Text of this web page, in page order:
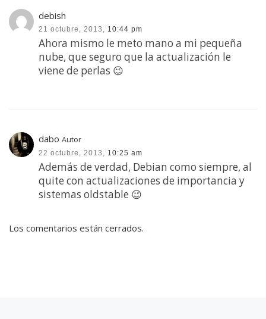
debish
21 octubre, 2013, 10:44 pm
Ahora mismo le meto mano a mi pequeña
nube, que seguro que la actualización le
viene de perlas 😉
dabo Autor
22 octubre, 2013, 10:25 am
Además de verdad, Debian como siempre, al
quite con actualizaciones de importancia y
sistemas oldstable 😉
Los comentarios están cerrados.